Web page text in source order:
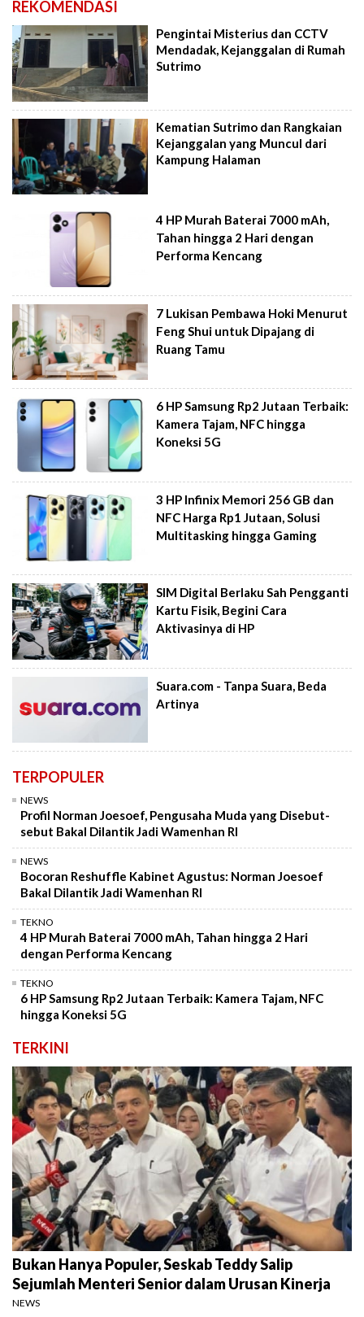
REKOMENDASI
Pengintai Misterius dan CCTV
Mendadak, Kejanggalan di Rumah
Sutrimo
Kematian Sutrimo dan Rangkaian
Kejanggalan yang Muncul dari
Kampung Halaman
4 HP Murah Baterai 7000 mAh,
Tahan hingga 2 Hari dengan
Performa Kencang
7 Lukisan Pembawa Hoki Menurut
Feng Shui untuk Dipajang di
Ruang Tamu
6 HP Samsung Rp2 Jutaan Terbaik:
Kamera Tajam, NFC hingga
Koneksi 5G
3 HP Infinix Memori 256 GB dan
NFC Harga Rp1 Jutaan, Solusi
Multitasking hingga Gaming
SIM Digital Berlaku Sah Pengganti
Kartu Fisik, Begini Cara
Aktivasinya di HP
Suara.com - Tanpa Suara, Beda
Artinya
TERPOPULER
NEWS
Profil Norman Joesoef, Pengusaha Muda yang Disebut-
sebut Bakal Dilantik Jadi Wamenhan RI
NEWS
Bocoran Reshuffle Kabinet Agustus: Norman Joesoef
Bakal Dilantik Jadi Wamenhan RI
TEKNO
4 HP Murah Baterai 7000 mAh, Tahan hingga 2 Hari
dengan Performa Kencang
TEKNO
6 HP Samsung Rp2 Jutaan Terbaik: Kamera Tajam, NFC
hingga Koneksi 5G
TERKINI
Bukan Hanya Populer, Seskab Teddy Salip
Sejumlah Menteri Senior dalam Urusan Kinerja
NEWS